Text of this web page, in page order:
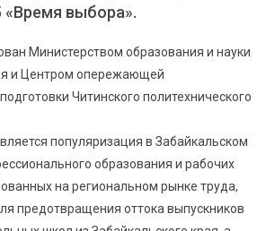
выбора».
Министерством образования и науки
и Центром опережающей
Читинского политехнического
популяризация в Забайкальском
образования и рабочих
на региональном рынке труда,
предотвращения оттока выпускников